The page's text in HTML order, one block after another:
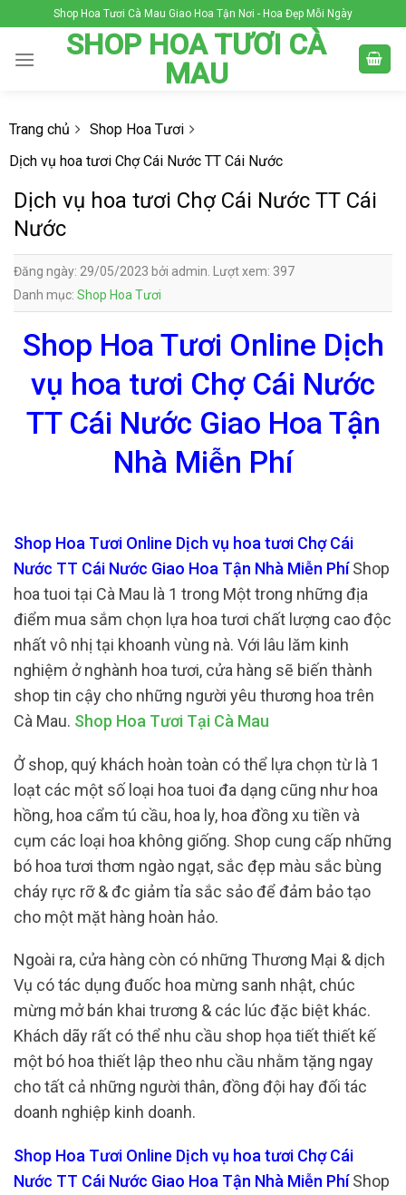
to
content
Shop Hoa Tươi Cà Mau Giao Hoa Tận Nơi - Hoa Đẹp Mỗi Ngày
SHOP HOA TƯƠI CÀ
MAU
Trang chủ
Shop Hoa Tươi
Dịch vụ hoa tươi Chợ Cái Nước TT Cái Nước
Dịch vụ hoa tươi Chợ Cái Nước TT Cái
Nước
Đăng ngày: 29/05/2023 bởi admin. Lượt xem: 397
Danh mục: Shop Hoa Tươi
Shop Hoa Tươi Online Dịch
vụ hoa tươi Chợ Cái Nước
TT Cái Nước Giao Hoa Tận
Nhà Miễn Phí
Shop Hoa Tươi Online Dịch vụ hoa tươi Chợ Cái
Nước TT Cái Nước Giao Hoa Tận Nhà Miễn PhíShop
hoa tuoi tại Cà Mau là 1 trong Một trong những địa
điểm mua sắm chọn lựa hoa tươi chất lượng cao độc
nhất vô nhị tại khoanh vùng nà. Với lâu lăm kinh
nghiệm ở nghành hoa tươi, cửa hàng sẽ biến thành
shop tin cậy cho những người yêu thương hoa trên
Cà Mau. Shop Hoa Tươi Tại Cà Mau
Ở shop, quý khách hoàn toàn có thể lựa chọn từ là 1
loạt các một số loại hoa tuoi đa dạng cũng như hoa
hồng, hoa cẩm tú cầu, hoa ly, hoa đồng xu tiền và
cụm các loại hoa không giống. Shop cung cấp những
bó hoa tươi thơm ngào ngạt, sắc đẹp màu sắc bùng
cháy rực rỡ & đc giảm tỉa sắc sảo để đảm bảo tạo
cho một mặt hàng hoàn hảo.
Ngoài ra, cửa hàng còn có những Thương Mại & dịch
Vụ có tác dụng đuốc hoa mừng sanh nhật, chúc
mừng mở bán khai trương & các lúc đặc biệt khác.
Khách dãy rất có thể nhu cầu shop họa tiết thiết kế
một bó hoa thiết lập theo nhu cầu nhằm tặng ngay
cho tất cả những người thân, đồng đội hay đối tác
doanh nghiệp kinh doanh.
Shop Hoa Tươi Online Dịch vụ hoa tươi Chợ Cái
Nước TT Cái Nước Giao Hoa Tận Nhà Miễn PhíShop